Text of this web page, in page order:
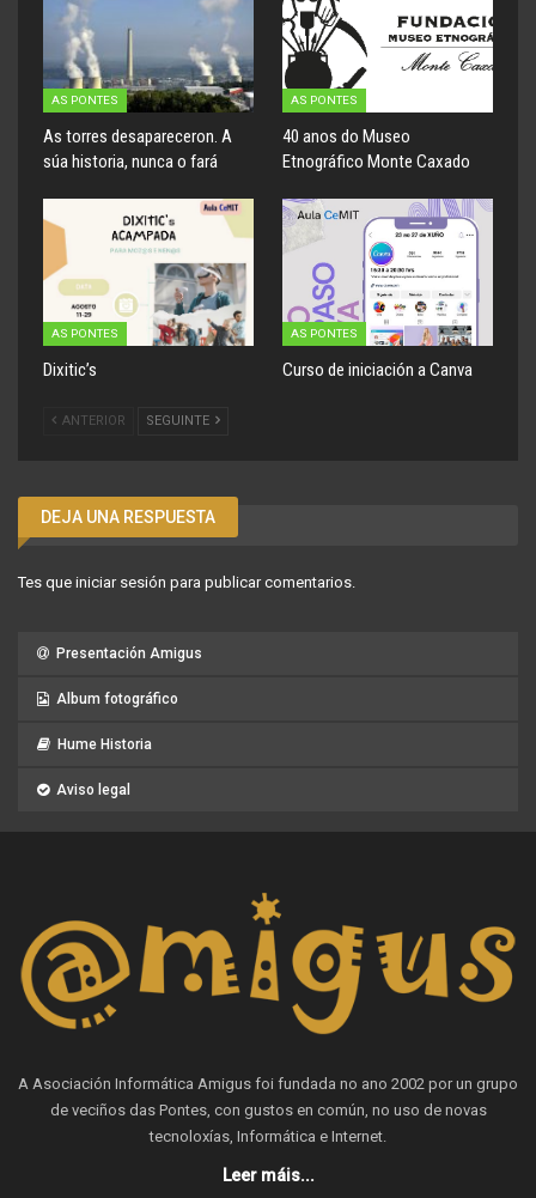
AS PONTES
As torres desapareceron. A
súa historia, nunca o fará
AS PONTES
40 anos do Museo
Etnográfico Monte Caxado
AS PONTES
Dixitic’s
AS PONTES
Curso de iniciación a Canva
ANTERIOR SEGUINTE
DEJA UNA RESPUESTA
Tes que iniciar sesión para publicar comentarios.
Presentación Amigus
Album fotográfico
Hume Historia
Aviso legal
A Asociación Informática Amigus foi fundada no ano 2002 por un grupo
de veciños das Pontes, con gustos en común, no uso de novas
tecnoloxías, Informática e Internet.
Leer máis...